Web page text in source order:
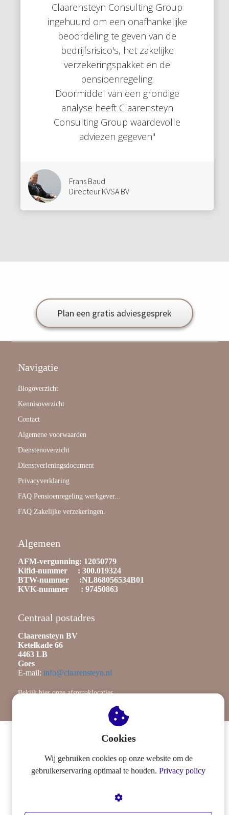
Claarensteyn Consulting Group
ingehuurd om een onafhankelijke
beoordeling te geven van de
bedrijfsrisico's, het zakelijke
verzekeringspakket en de
pensioenregeling.
Doormiddel van een grondige
analyse heeft Claarensteyn
Consulting Group waardevolle
adviezen gegeven"
Frans Baud
Directeur KVSA BV
Plan een gratis adviesgesprek
Navigatie
Blogoverzicht
Kennisoverzicht
Contact
Algemene voorwaarden
Dienstenoverzicht
Dienstverleningsdocument
Privacyverklaring
FAQ Pensioenregeling werkgever...
FAQ Zakelijke verzekeringen.
Algemeen
AFM-vergunning: 12050779
Kifid-nummer : 300.019324
BTW-nummer :NL868056534B01
KVK-nummer : 97450863
Centraal postadres
Claarensteyn BV
Ketelkade 66
4463 LB
Goes
E-mail: info@claarensteyn.nl
Bekijk hier onze afspraaklocaties
Cookies
Wij gebruiken cookies op onze website om de
gebruikerservaring optimaal te houden. Privacy policy